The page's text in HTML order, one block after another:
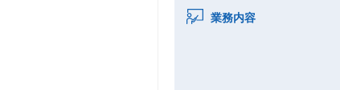
業務内容